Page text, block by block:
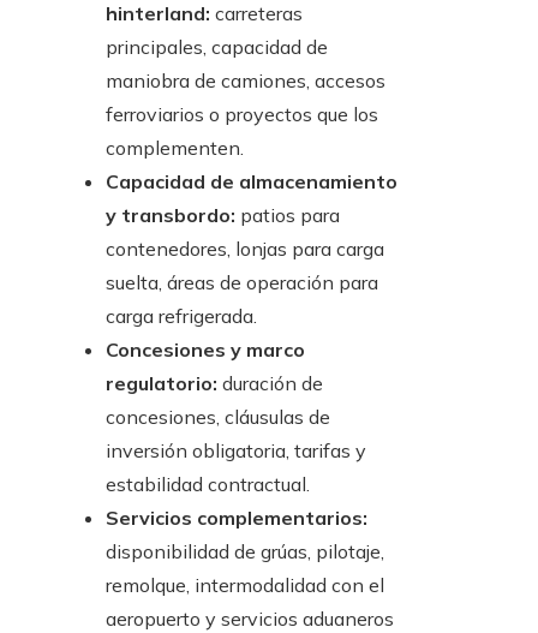
hinterland: carreteras
principales, capacidad de
maniobra de camiones, accesos
ferroviarios o proyectos que los
complementen.
Capacidad de almacenamiento
y transbordo: patios para
contenedores, lonjas para carga
suelta, áreas de operación para
carga refrigerada.
Concesiones y marco
regulatorio: duración de
concesiones, cláusulas de
inversión obligatoria, tarifas y
estabilidad contractual.
Servicios complementarios:
disponibilidad de grúas, pilotaje,
remolque, intermodalidad con el
aeropuerto y servicios aduaneros